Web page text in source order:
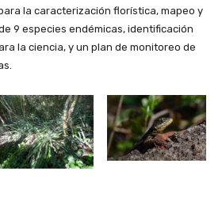
la caracterización florística, mapeo y
9 especies endémicas, identificación
la ciencia, y un plan de monitoreo de